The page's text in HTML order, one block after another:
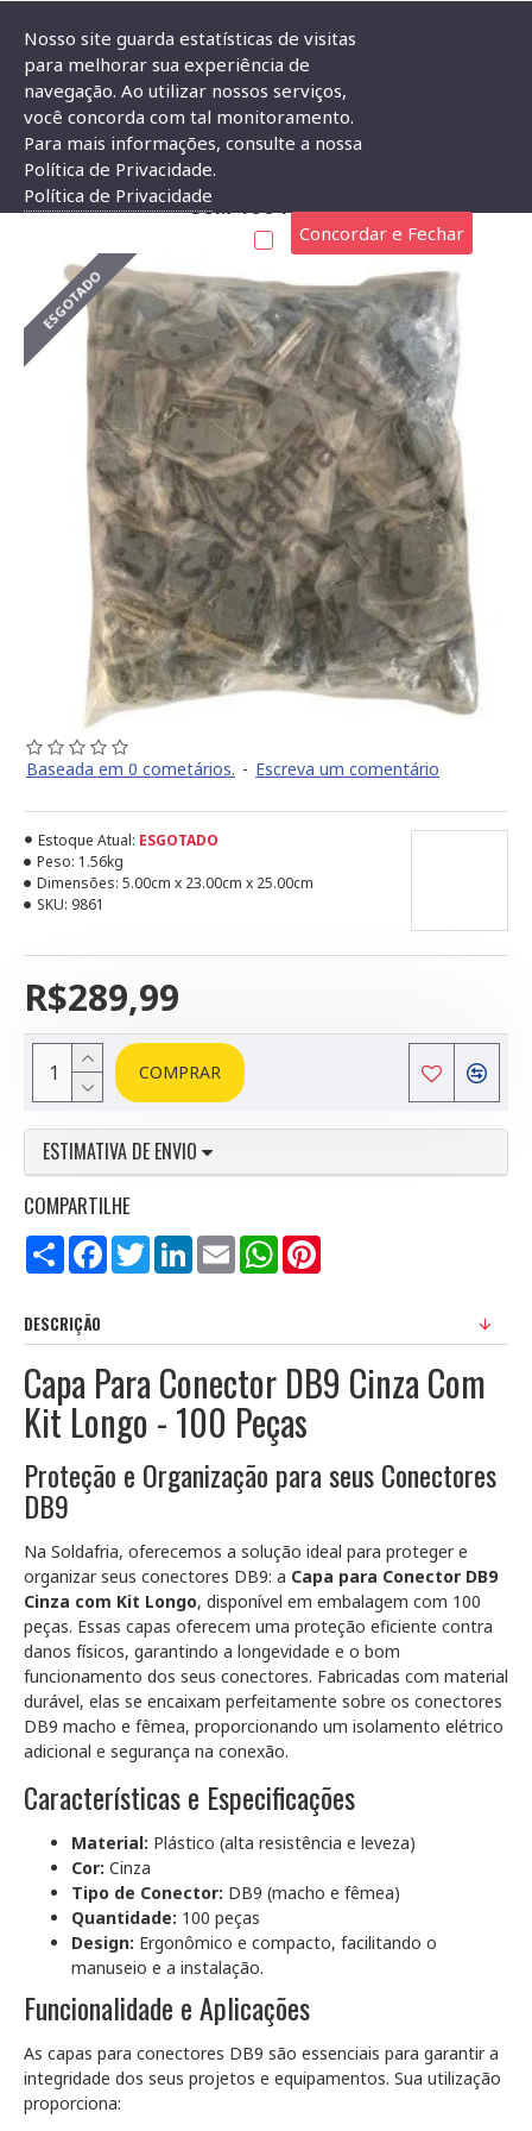
Capa Para Conector DB9 Cinza Com Kit Longo Com 100 Peças
CAPA PARA CONECTOR DB9 CINZA COM KIT LONGO
COM 100 PEÇAS
ESGOTADO
Baseada em 0 cometários. - Escreva um comentário
R$289,99
Estoque Atual: ESGOTADO
Peso: 1.56kg
Dimensões: 5.00cm x 23.00cm x 25.00cm
SKU: 9861
COMPRAR
ESTIMATIVA DE ENVIO
COMPARTILHE
Compartilhar
FacebookTwitterLinkedInEmail WhatsApp
DESCRIÇÃO
Capa Para Conector DB9 Cinza Com
Kit Longo - 100 Peças
Proteção e Organização para seus Conectores
DB9
Na Soldafria, oferecemos a solução ideal para proteger e
organizar seus conectores DB9: a Capa para Conector DB9
Cinza com Kit Longo, disponível em embalagem com 100
peças. Essas capas oferecem uma proteção eficiente contra
danos físicos, garantindo a longevidade e o bom
funcionamento dos seus conectores. Fabricadas com material
durável, elas se encaixam perfeitamente sobre os conectores
DB9 macho e fêmea, proporcionando um isolamento elétrico
adicional e segurança na conexão.
Características e Especificações
Material: Plástico (alta resistência e leveza)
Cor: Cinza
Tipo de Conector: DB9 (macho e fêmea)
Quantidade: 100 peças
Design: Ergonômico e compacto, facilitando o
manuseio e a instalação.
Funcionalidade e Aplicações
As capas para conectores DB9 são essenciais para garantir a
integridade dos seus projetos e equipamentos. Sua utilização
proporciona:
Nosso site guarda estatísticas de visitas
para melhorar sua experiência de
navegação. Ao utilizar nossos serviços,
você concorda com tal monitoramento.
Para mais informações, consulte a nossa
Política de Privacidade.
Política de Privacidade
Concordar e Fechar